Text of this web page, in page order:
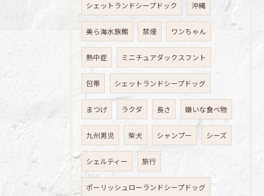
シェットランドシープドック 沖縄
美ら海水族館 禁煙 ワンちゃん
熱中症 ミニチュアダックスフント
包帯 シェットランドシープドッグ
まつげ ラクダ 長さ 嫌いな食べ物
九州男児 柴犬 シャンプー シーズ
シェルティー 旅行
ポーリッシュローランドシープドッグ